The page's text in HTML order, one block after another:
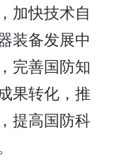
加快技术自
装备发展中
完善国防知
果转化，推
提高国防科